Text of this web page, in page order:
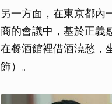
另一方面，在東京都內
商的會議中，基於正義
在餐酒館裡借酒澆愁，
飾）。